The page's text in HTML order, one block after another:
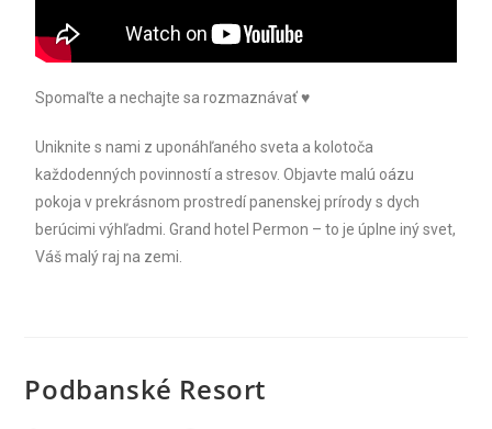
Spomaľte a nechajte sa rozmaznávať ♥
Uniknite s nami z uponáhľaného sveta a kolotoča
každodenných povinností a stresov. Objavte malú oázu
pokoja v prekrásnom prostredí panenskej prírody s dych
berúcimi výhľadmi. Grand hotel Permon – to je úplne iný svet,
Váš malý raj na zemi. ‪
Podbanské Resort